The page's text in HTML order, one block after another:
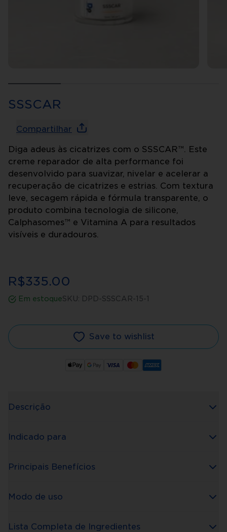
SSSCAR
Compartilhar
Diga adeus às cicatrizes com o SSSCAR™. Este
creme reparador de alta performance foi
desenvolvido para suavizar, nivelar e acelerar a
recuperação de cicatrizes e estrias. Com textura
leve, secagem rápida e fórmula transparente, o
produto combina tecnologia de silicone,
Calphasomes™ e Vitamina A para resultados
visíveis e duradouros.
R$335.00
Em estoqueSKU: DPD-SSSCAR-15-1
Save to wishlist
Descrição
Indicado para
Principais Benefícios
Modo de uso
Lista Completa de Ingredientes